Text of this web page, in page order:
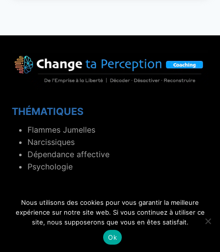
THÉMATIQUES
Flammes Jumelles
Narcissiques
Dépendance affective
Psychologie
LIENS UTILES
À propos
Nous utilisons des cookies pour vous garantir la meilleure
expérience sur notre site web. Si vous continuez à utiliser ce
site, nous supposerons que vous en êtes satisfait.
Ok